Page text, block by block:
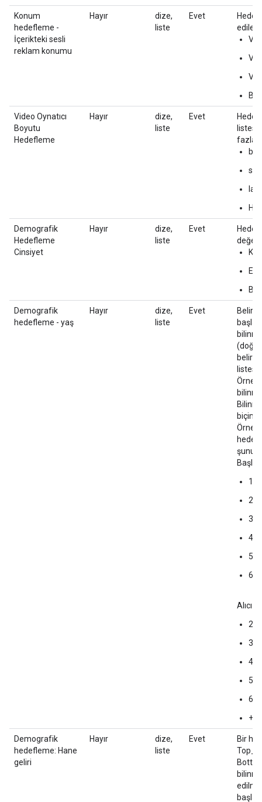
Konum
hedefleme -
İçerikteki sesli
reklam konumu
Hayır
dize,
liste
Evet
Video Oynatıcı
Boyutu
Hedefleme
Hayır
dize,
liste
Evet
HD
Demografik
Hedefleme
Cinsiyet
Hayır
dize,
liste
Evet
Demografik
hedefleme - yaş
Hayır
dize,
liste
Evet
Belirli
Örnek
Örnek
şunu
18
25
35
45
55
65
Alıcı
25
35
45
55
65
+
Demografik
hedefleme: Hane
geliri
Hayır
dize,
liste
Evet
Bir